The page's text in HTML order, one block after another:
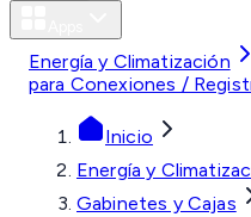
Energía y Climatización
para Conexiones /
Inicio
Energía y
Gabinetes y Cajas